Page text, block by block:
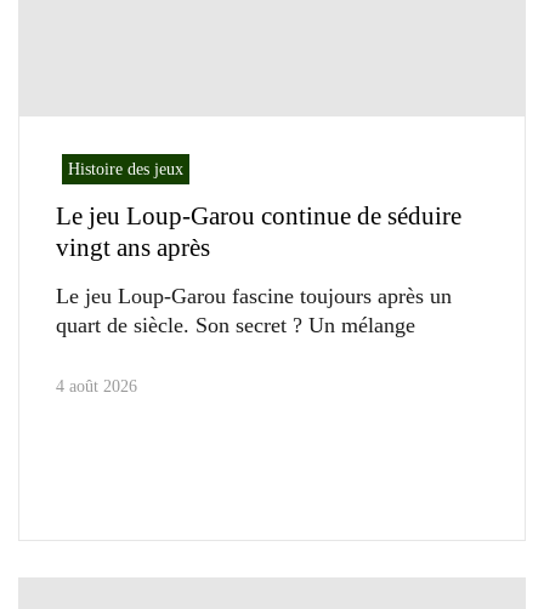
Histoire des jeux
Le jeu Loup-Garou continue de séduire
vingt ans après
Le jeu Loup-Garou fascine toujours après un
quart de siècle. Son secret ? Un mélange
4 août 2026